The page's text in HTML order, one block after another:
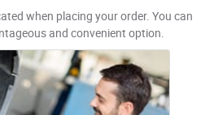
when placing your order. You can
and convenient option.